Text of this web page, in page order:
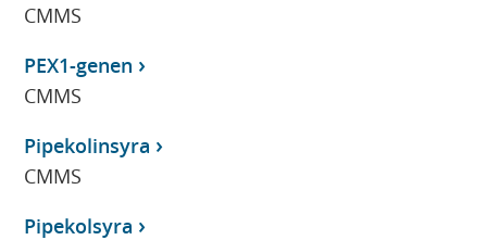
CMMS
PEX1-genen
CMMS
Pipekolinsyra
CMMS
Pipekolsyra